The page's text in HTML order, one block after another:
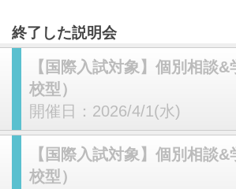
終了した説明会
【国際入試対象】個別相談
校型）
開催日： 2026/4/1(水)
【国際入試対象】個別相談
校型）